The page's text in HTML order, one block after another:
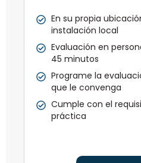
En su propia
instalación local
Evaluación en
45 minutos
Programe la
que le convenga
Cumple con el
práctica